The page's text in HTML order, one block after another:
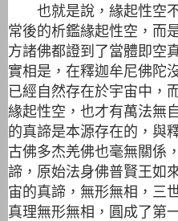
也就是說，緣起性空不
常後的析鑑緣起性空，而
方諸佛都證到了當體即空
實相是，在釋迦牟尼佛陀
已經自然存在於宇宙中，
緣起性空，也才有萬法無
的真諦是本源存在的，與
古佛多杰羌佛也毫無關係
諦，原始法身佛普賢王如
宙的真諦，無形無相，三
真理無形無相，圓成了第